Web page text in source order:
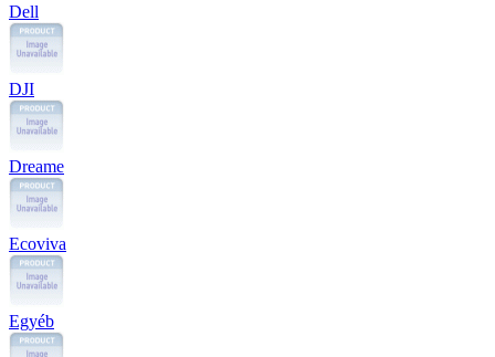
Dell
DJI
Dreame
Ecoviva
Egyéb